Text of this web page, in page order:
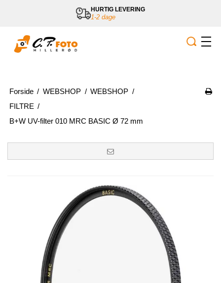
Forside / WEBSHOP / WEBSHOP /
FILTRE /
B+W UV-filter 010 MRC BASIC Ø 72 mm